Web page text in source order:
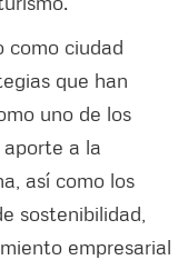
como ciudad
que han
uno de los
a la
así como los
sostenibilidad,
empresarial